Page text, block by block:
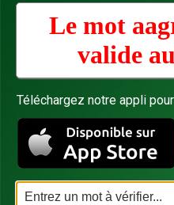
Le mot
valide au
Téléchargez notre appli